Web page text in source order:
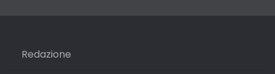
Redazione